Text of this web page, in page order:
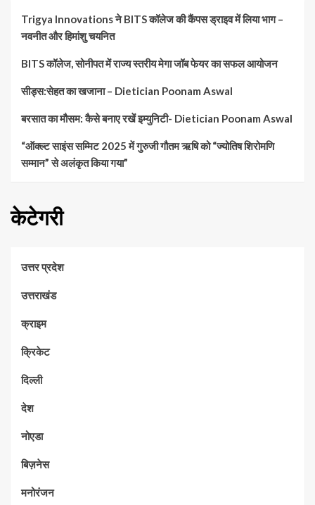
Trigya Innovations ने BITS कॉलेज की कैंपस ड्राइव में लिया भाग –
नवनीत और हिमांशु चयनित
BITS कॉलेज, सोनीपत में राज्य स्तरीय मेगा जॉब फेयर का सफल आयोजन
सीड्स:सेहत का खजाना – Dietician Poonam Aswal
बरसात का मौसम: कैसे बनाए रखें इम्युनिटी- Dietician Poonam Aswal
“ऑक्ल्ट साइंस सम्मिट 2025 में गुरुजी गौतम ऋषि को “ज्योतिष शिरोमणि
सम्मान” से अलंकृत किया गया”
केटेगरी
उत्तर प्रदेश
उत्तराखंड
क्राइम
क्रिकेट
दिल्ली
देश
नोएडा
बिज़नेस
मनोरंजन